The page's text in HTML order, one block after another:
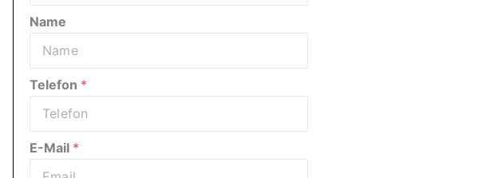
Name
Telefon *
E-Mail *